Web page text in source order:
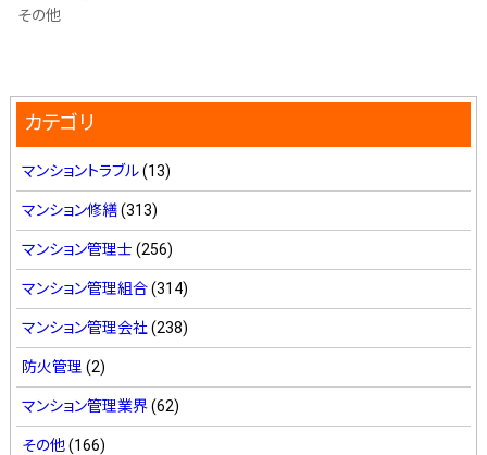
その他
カテゴリ
マンショントラブル(13)
マンション修繕(313)
マンション管理士 (256)
マンション管理組合(314)
マンション管理会社 (238)
防火管理 (2)
マンション管理業界(62)
その他(166)